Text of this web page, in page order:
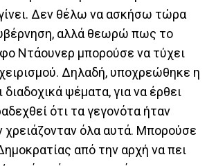
Δεν θέλω να ασκήσω τώρα
αλλά θεωρώ πως το
Ντάουνερ μπορούσε να τύχει
Δηλαδή, υποχρεώθηκε η
ψέματα, για να έρθει
ότι τα γεγονότα ήταν
χρειάζονταν όλα αυτά. Μπορούσε
από την αρχή να πει